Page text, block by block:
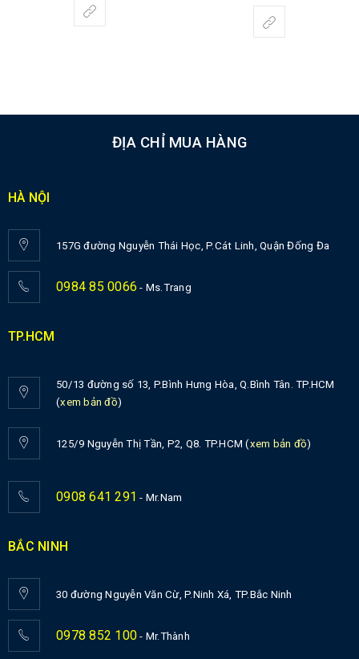
ĐỊA CHỈ MUA HÀNG
HÀ NỘI
157G đường Nguyễn Thái Học, P.Cát Linh, Quận Đống Đa
0984 85 0066 - Ms.Trang
TP.HCM
50/13 đường số 13, P.Bình Hưng Hòa, Q.Bình Tân. TP.HCM
(xem bản đồ)
125/9 Nguyễn Thị Tần, P2, Q8. TP.HCM (xem bản đồ)
0908 641 291 - Mr.Nam
BẮC NINH
30 đường Nguyễn Văn Cừ, P.Ninh Xá, TP.Bắc Ninh
0978 852 100 - Mr.Thành